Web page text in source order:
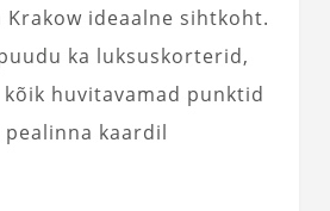
ideaalne sihtkoht.
ka luksuskorterid,
huvitavamad punktid
pealinna kaardil